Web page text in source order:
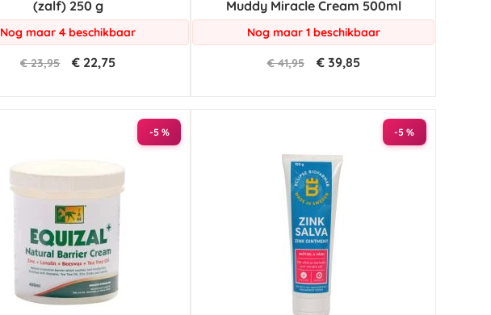
(zalf) 250 g
Nog maar 4 beschikbaar
€ 23,95 € 22,75
Muddy Miracle Cream 500ml
Nog maar 1 beschikbaar
€ 41,95 € 39,85
-5 % -5 %